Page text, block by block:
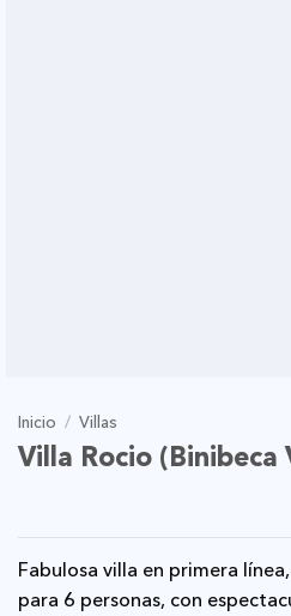
Inicio / Villas
Villa Rocio (Binibeca
Fabulosa villa en primera línea, con 3 dormitorios dobles
para 6 personas, con